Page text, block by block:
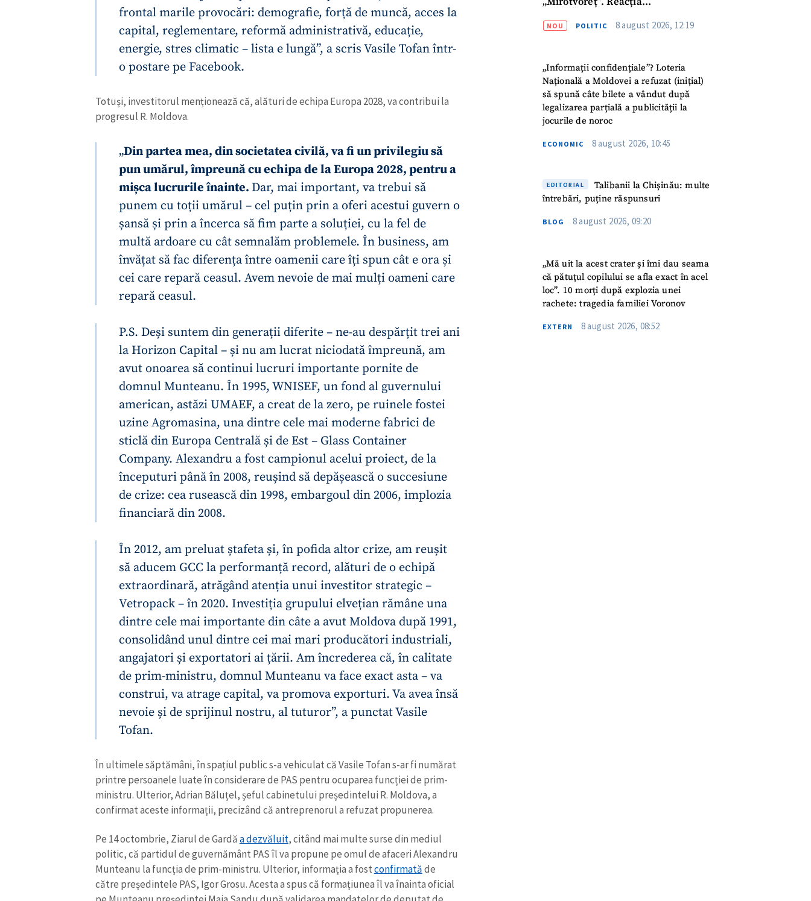
frontal marile provocări: demografie, forță de muncă, acces la
capital, reglementare, reformă administrativă, educație,
energie, stres climatic – lista e lungă”, a scris Vasile Tofan într-
o postare pe Facebook.
Totuși, investitorul menționează că, alături de echipa Europa 2028, va contribui la
progresul R. Moldova.
„Din partea mea, din societatea civilă, va fi un privilegiu să
pun umărul, împreună cu echipa de la Europa 2028, pentru a
mișca lucrurile înainte. Dar, mai important, va trebui să
punem cu toții umărul – cel puțin prin a oferi acestui guvern o
șansă și prin a încerca să fim parte a soluției, cu la fel de
multă ardoare cu cât semnalăm problemele. În business, am
învățat să fac diferența între oamenii care îți spun cât e ora și
cei care repară ceasul. Avem nevoie de mai mulți oameni care
repară ceasul.
P.S. Deși suntem din generații diferite – ne-au despărțit trei ani
la Horizon Capital – și nu am lucrat niciodată împreună, am
avut onoarea să continui lucruri importante pornite de
domnul Munteanu. În 1995, WNISEF, un fond al guvernului
american, astăzi UMAEF, a creat de la zero, pe ruinele fostei
uzine Agromasina, una dintre cele mai moderne fabrici de
sticlă din Europa Centrală și de Est – Glass Container
Company. Alexandru a fost campionul acelui proiect, de la
începuturi până în 2008, reușind să depășească o succesiune
de crize: cea rusească din 1998, embargoul din 2006, implozia
financiară din 2008.
În 2012, am preluat ștafeta și, în pofida altor crize, am reușit
să aducem GCC la performanță record, alături de o echipă
extraordinară, atrăgând atenția unui investitor strategic –
Vetropack – în 2020. Investiția grupului elvețian rămâne una
dintre cele mai importante din câte a avut Moldova după 1991,
consolidând unul dintre cei mai mari producători industriali,
angajatori și exportatori ai țării. Am încrederea că, în calitate
de prim-ministru, domnul Munteanu va face exact asta – va
construi, va atrage capital, va promova exporturi. Va avea însă
nevoie și de sprijinul nostru, al tuturor”, a punctat Vasile
Tofan.
În ultimele săptămâni, în spațiul public s-a vehiculat că Vasile Tofan s-ar fi numărat
printre persoanele luate în considerare de PAS pentru ocuparea funcției de prim-
ministru. Ulterior, Adrian Băluțel, șeful cabinetului președintelui R. Moldova, a
confirmat aceste informații, precizând că antreprenorul a refuzat propunerea.
Pe 14 octombrie, Ziarul de Gardăa dezvăluit, citând mai multe surse din mediul
politic, că partidul de guvernământ PAS îl va propune pe omul de afaceri Alexandru
Munteanu la funcția de prim-ministru. Ulterior, informația a fostconfirmatăde
către președintele PAS, Igor Grosu. Acesta a spus că formațiunea îl va înainta oficial
NOU POLITIC 8 august 2026, 12:19
„Informații confidențiale”? Loteria
Națională a Moldovei a refuzat (inițial)
să spună câte bilete a vândut după
legalizarea parțială a publicității la
jocurile de noroc
ECONOMIC 8 august 2026, 10:45
EDITORIAL
Talibanii la Chișinău: multe
întrebări, puține răspunsuri
BLOG 8 august 2026, 09:20
„Mă uit la acest crater și îmi dau seama
că pătuțul copilului se afla exact în acel
loc”. 10 morți după explozia unei
rachete: tragedia familiei Voronov
EXTERN 8 august 2026, 08:52
ȘTIREA MEA
Titlu știre + Adaugă titlu
Fotografie
Link media + Link media
CONTACT SURSĂ
+ Emailul meu
+ Telefon personal
TRIMITE ȘTIREA